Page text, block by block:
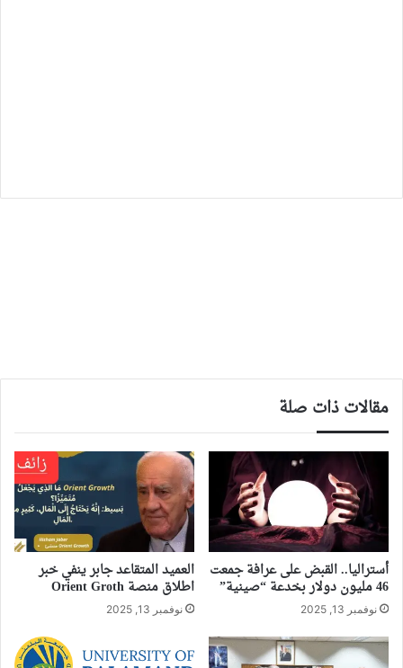
مقالات ذات صلة
أستراليا.. القبض على عرافة جمعت
46 مليون دولار بخدعة “صينية”
نوفمبر 13, 2025
العميد المتقاعد جابر ينفي خبر
اطلاق منصة Orient Groth
نوفمبر 13, 2025